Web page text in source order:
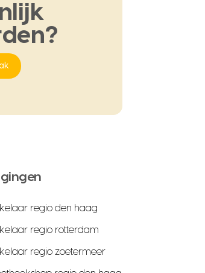
regio den haag
regio rotterdam
regio zoetermeer